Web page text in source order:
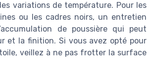
variations de température. Pour les
ou les cadres noirs, un entretien
de poussière qui peut
et la finition. Si vous avez opté pour
veillez à ne pas frotter la surface